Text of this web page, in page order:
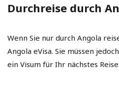
Durchreise durch
Wenn Sie nur durch Angola
Angola eVisa. Sie müssen
ein Visum für Ihr nächstes